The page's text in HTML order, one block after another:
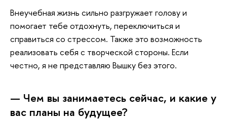
Внеучебная жизнь сильно разгружает голову и
помогает тебе отдохнуть, переключиться и
справиться со стрессом. Также это возможность
реализовать себя с творческой стороны. Если
честно, я не представляю Вышку без этого.
— Чем вы занимаетесь сейчас, и какие у
вас планы на будущее?